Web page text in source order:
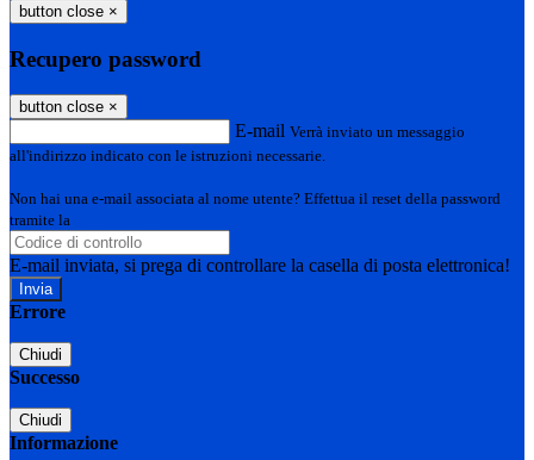
button close ×
Recupero password
button close ×
E-mail Verrà inviato un messaggio
all'indirizzo indicato con le istruzioni necessarie.
Non hai una e-mail associata al nome utente? Effettua il reset della password
tramite la
E-mail inviata, si prega di controllare la casella di posta elettronica!
Errore
Chiudi
Successo
Chiudi
Informazione